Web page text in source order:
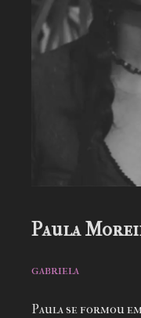
Paula
gabriela
Paula se formou